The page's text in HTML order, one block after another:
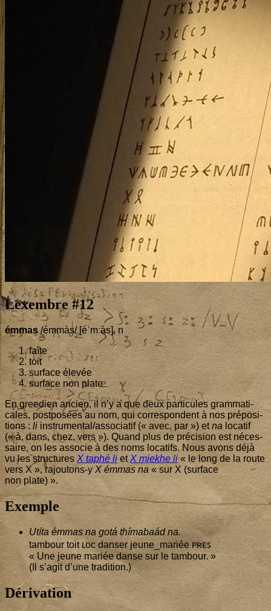
Lexembre #12
émmas/émmàs/ [éˈmːàs], n
faîte
toit
sur­face élevée
sur­face non plate
En gree­dien ancien, il n’y a que deux par­ti­cules gram­ma­ti­
cales, post­po­sées au nom, qui cor­res­pondent à nos pré­po­si­
tions : li instrumental/associatif (« avec, par ») etna loca­tif
(« à, dans, chez, vers »). Quand plus de pré­ci­sion est néces­
saire, on les asso­cie à des noms loca­tifs. Nous avons déjà
vu les struc­tures X taphé lietX mie­khe li« le long de la route
vers X », rajoutons‑y X émmas na « sur X (sur­face
non plate) ».
Exemple
Utí­ta émmas na gotá thí­ma­baád na.
tam­bour toit ʟᴏᴄ dan­ser jeune_mariée ᴘʀᴇꜱ
« Une jeune mariée danse sur le tam­bour. »
(Il s’a­git d’une tradition.)
Dérivation